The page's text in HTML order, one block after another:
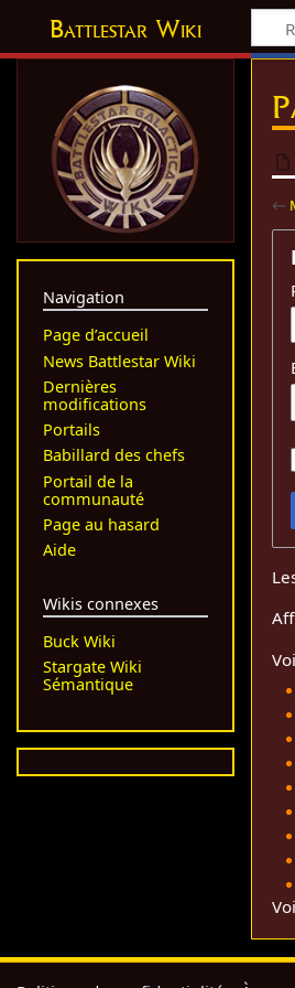
Battlestar Wiki
←
Navigation
Page d’accueil
News Battlestar Wiki
Dernières
modifications
Portails
Babillard des chefs
Portail de la
communauté
Page au hasard
Aide
Wikis connexes
Buck Wiki
Stargate Wiki
Sémantique